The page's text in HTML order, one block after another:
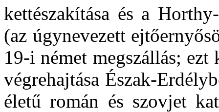
kettészakítása és a
(az úgynevezett
19-i német megszállás; ezt
végrehajtása Észak-
életű román és szovjet